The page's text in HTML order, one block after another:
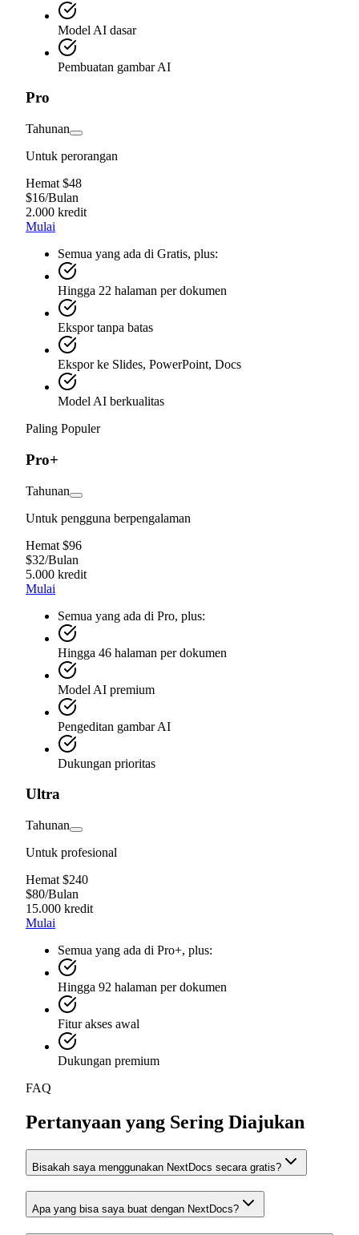
Model AI dasar
Pembuatan gambar AI
Pro
Tahunan
Untuk perorangan
Hemat $48
$16/Bulan
2.000 kredit
Mulai
Semua yang ada di Gratis, plus:
Hingga 22 halaman per dokumen
Ekspor tanpa batas
Ekspor ke Slides, PowerPoint, Docs
Model AI berkualitas
Paling Populer
Pro+
Tahunan
Untuk pengguna berpengalaman
Hemat $96
$32/Bulan
5.000 kredit
Mulai
Semua yang ada di Pro, plus:
Hingga 46 halaman per dokumen
Model AI premium
Pengeditan gambar AI
Dukungan prioritas
Ultra
Tahunan
Untuk profesional
Hemat $240
$80/Bulan
15.000 kredit
Mulai
Semua yang ada di Pro+, plus:
Hingga 92 halaman per dokumen
Fitur akses awal
Dukungan premium
FAQ
Pertanyaan yang Sering Diajukan
Bisakah saya menggunakan NextDocs secara gratis?
Apa yang bisa saya buat dengan NextDocs?